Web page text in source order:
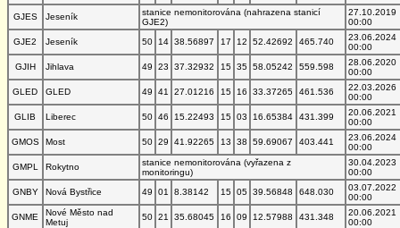
GJES
Jeseník
stanice nemonitorována (nahrazena stanicí
GJE2)
27.10.2019
00:00
GJE2
Jeseník 50 14 38.56897 17 12 52.42692 465.740
23.06.2024
00:00
GJIH
Jihlava 49 23 37.32932 15 35 58.05242 559.598
28.06.2020
00:00
GLED
GLED 49 41 27.01216 15 16 33.37265 461.536
22.03.2026
00:00
GLIB
Liberec 50 46 15.22493 15 03 16.65384 431.399
20.06.2021
00:00
GMOS
Most 50 29 41.92265 13 38 59.69067 403.441
23.06.2024
00:00
GMPL
Rokytno
stanice nemonitorována (vyřazena z
monitoringu)
30.04.2023
00:00
GNBY
Nová Bystřice 49 01 8.38142 15 05 39.56848 648.030
03.07.2022
00:00
GNME
Nové Město nad
Metuj
50 21 35.68045 16 09 12.57988 431.348
20.06.2021
00:00